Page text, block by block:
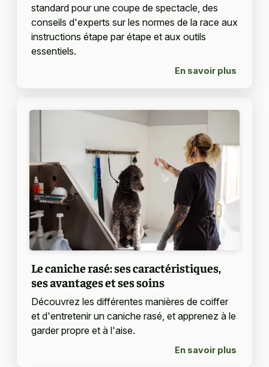
standard pour une coupe de spectacle, des
conseils d'experts sur les normes de la race aux
instructions étape par étape et aux outils
essentiels.
En savoir plus
Le caniche rasé: ses caractéristiques,
ses avantages et ses soins
Découvrez les différentes manières de coiffer
et d'entretenir un caniche rasé, et apprenez à le
garder propre et à l'aise.
En savoir plus